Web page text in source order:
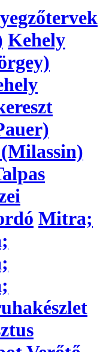
Kehely
Mitra;